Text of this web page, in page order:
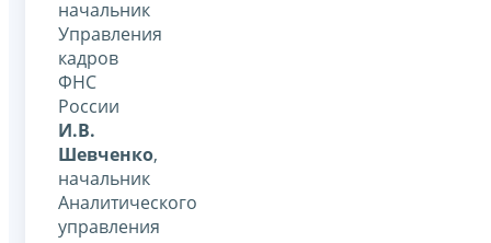
начальник
Управления
кадров
ФНС
России
И.В.
Шевченко,
начальник
Аналитического
управления